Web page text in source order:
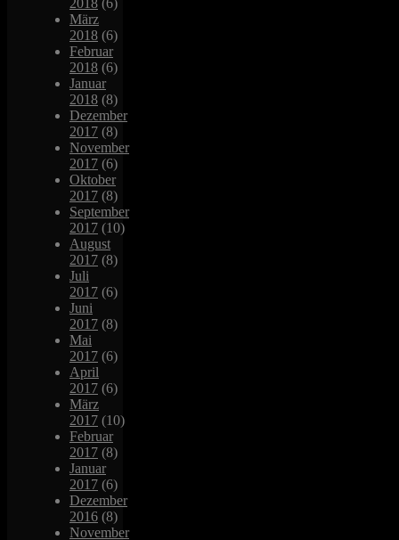
März
2018 (6)
Februar
2018 (6)
Januar
2018 (8)
Dezember
2017 (8)
November
2017 (6)
Oktober
2017 (8)
September
2017 (10)
August
2017 (8)
Juli
2017 (6)
Juni
2017 (8)
Mai
2017 (6)
April
2017 (6)
März
2017 (10)
Februar
2017 (8)
Januar
2017 (6)
Dezember
2016 (8)
November